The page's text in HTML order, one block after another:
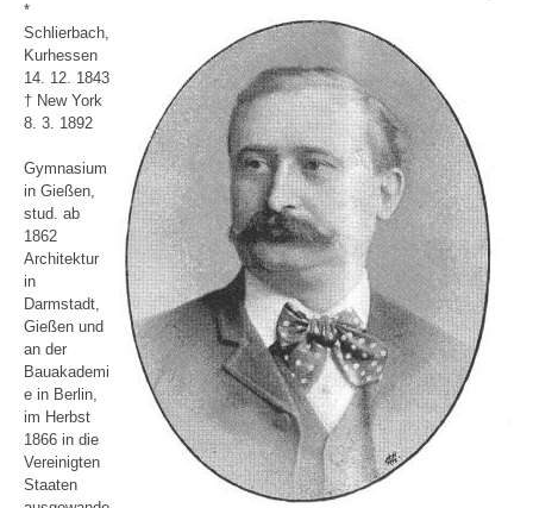
*
Schlierbach,
Kurhessen
14. 12. 1843
† New York
8. 3. 1892
Gymnasium
in Gießen,
stud. ab
1862
Architektur
in
Darmstadt,
Gießen und
an der
Bauakademi
e in Berlin,
im Herbst
1866 in die
Vereinigten
Staaten